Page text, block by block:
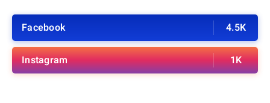
Facebook 4.5K
Instagram 1K